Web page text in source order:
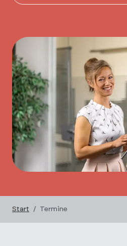
Start Termine